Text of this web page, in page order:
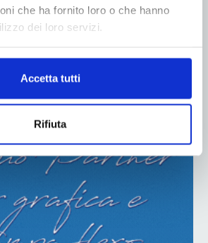
che ha fornito loro o che hanno
dei loro servizi.
Accetta tutti
Rifiuta